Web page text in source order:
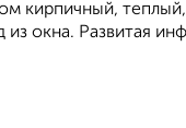
кирпичный,
окна. Развитая